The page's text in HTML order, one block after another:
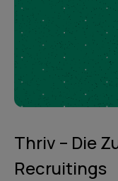
Thriv – Die
Recruitings